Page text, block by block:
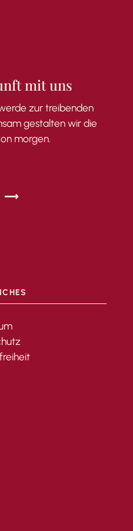
mit uns
zur treibenden
gestalten wir die
morgen.